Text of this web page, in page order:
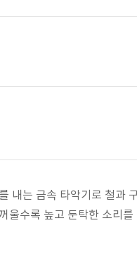
내는 금속 타악기로 철과
울수록 높고 둔탁한 소리